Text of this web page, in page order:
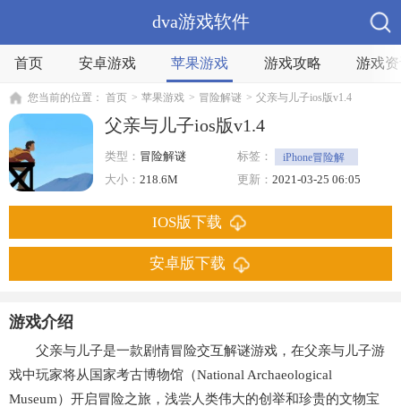
dva游戏软件
首页 安卓游戏 苹果游戏 游戏攻略 游戏
您当前的位置： 首页 > 苹果游戏 > 冒险解谜 > 父亲与儿子ios版v1.4
父亲与儿子ios版v1.4
类型： 冒险解谜 标签：
iPhone冒险解
谜
解谜
大小： 218.6M 更新： 2021-03-25 06:05
IOS版下载
安卓版下载
游戏介绍
父亲与儿子是一款剧情冒险交互解谜游戏，在父亲与儿子游
戏中玩家将从国家考古博物馆（National Archaeological
Museum）开启冒险之旅，浅尝人类伟大的创举和珍贵的文物宝